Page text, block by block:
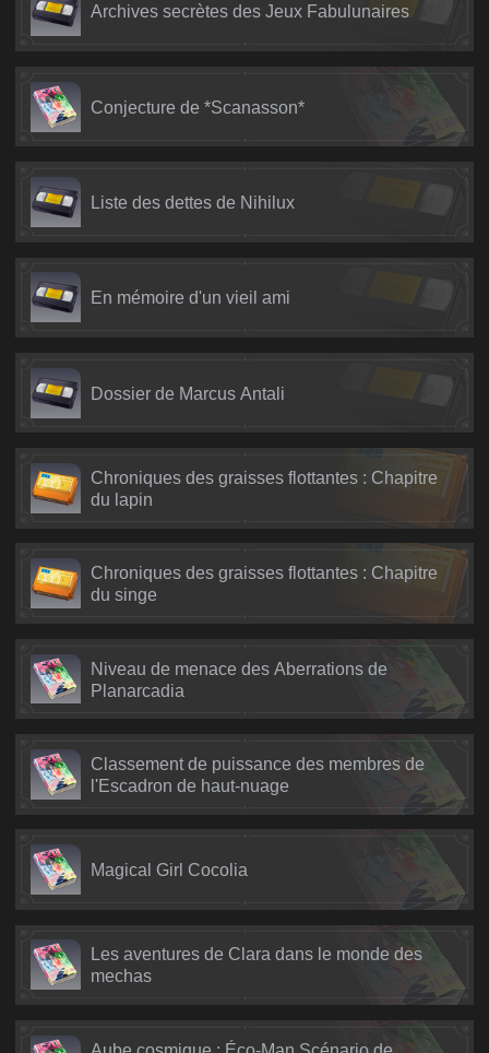
Archives secrètes des Jeux Fabulunaires
Conjecture de *Scanasson*
Liste des dettes de Nihilux
En mémoire d'un vieil ami
Dossier de Marcus Antali
Chroniques des graisses flottantes : Chapitre
du lapin
Chroniques des graisses flottantes : Chapitre
du singe
Niveau de menace des Aberrations de
Planarcadia
Classement de puissance des membres de
l'Escadron de haut-nuage
Magical Girl Cocolia
Les aventures de Clara dans le monde des
mechas